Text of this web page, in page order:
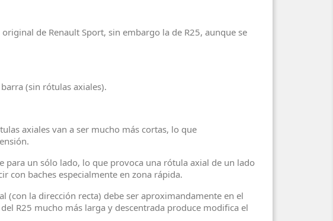
de Renault Sport, sin embargo la de R25, aunque se
(sin rótulas axiales).
axiales van a ser mucho más cortas, lo que
un sólo lado, lo que provoca una rótula axial de un lado
con baches especialmente en zona rápida.
la dirección recta) debe ser aproximandamente en el
R25 mucho más larga y descentrada produce modifica el